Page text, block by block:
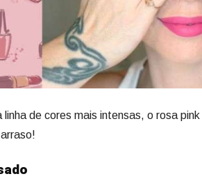
linha de cores mais intensas, o rosa